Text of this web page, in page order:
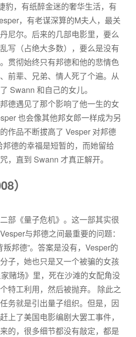
豹，有纸醉金迷的奢华生活，有
，有老谋深算的M夫人，最关
尼尔。后来的几部电影里，要么
写（占绝大多数），要么是没有
贯彻始终只有邦德和他的悲情色
前辈、兄弟、情人死了个遍。从
Swann 和自己的女儿。
德遇见了那个影响了他一生的女
也会像其他邦女郎一样成为另
作品不断拔高了 Vesper 对邦德
德的幸福是短暂的，而她留给
，直到 Swann 才真正解开。
）
部《量子危机》。这一部其实很
与邦德之间最重要的问题：
叛邦德”。答案是没有，Vesper的
子，她也只是又一个被骗的女孩
赌场》里，死在沙滩的女配角没
特工利用，然后被抛弃。 除此之
务就是引出量子组织。但是，因
上了美国电影编剧大罢工事件，
的，很多细节都没有敲定，都是